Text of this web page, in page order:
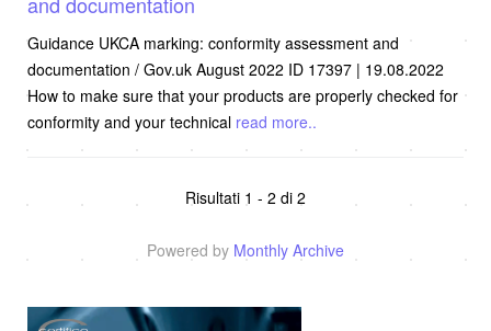
Guidance UKCA marking: conformity assessment and
documentation / Gov.uk August 2022 ID 17397 | 19.08.2022
How to make sure that your products are properly checked for
conformity and your technical read more..
Risultati 1 - 2 di 2
Powered by Monthly Archive